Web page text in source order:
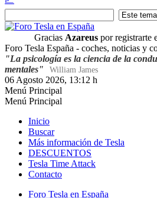
Gracias Azareus por registrarte
Foro Tesla España - coches, noticias y
"La psicología es la ciencia de la
mentales"
William James
06 Agosto 2026, 13:12 h
Menú Principal
Menú Principal
Inicio
Buscar
Más información de Tesla
DESCUENTOS
Tesla Time Attack
Contacto
Foro Tesla en España